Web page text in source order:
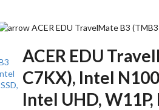
ACER EDU TravelMate B3
ACER EDU
C7KX), Intel
Intel UHD,